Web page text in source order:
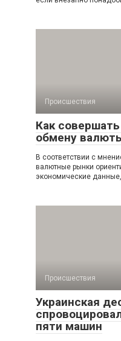
Происшествия
Как
обмену
В соответствии с
валютные рынки
экономические данные,
Происшествия
Украинская
пяти машин